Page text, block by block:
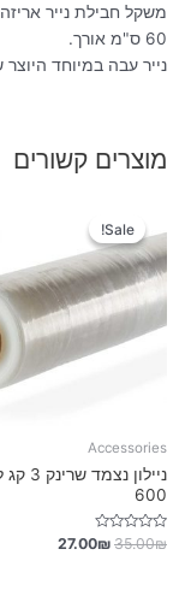
60 ס"מ אורך.
נייר עבה במיוחד
מוצרים קשורים
Sale!
Sale!
Accessories
ניילון
600
דורג
0
35.00₪
27.00₪